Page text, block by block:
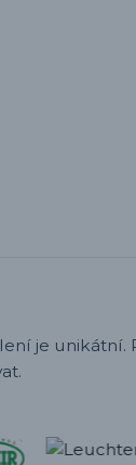
je unikátní.